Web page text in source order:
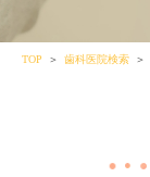
TOP 歯科医院検索